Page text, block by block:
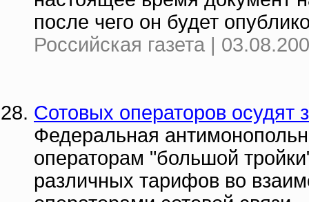
после чего он будет
Российская газета |
Сотовых операторов осудят
Федеральная
операторам "большой
различных тарифов во